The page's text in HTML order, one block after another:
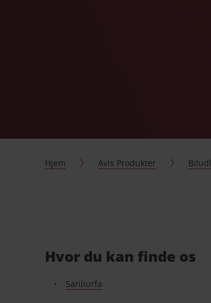
Hjem Avis Produkter
Hvor du kan finde os
Sanliurfa